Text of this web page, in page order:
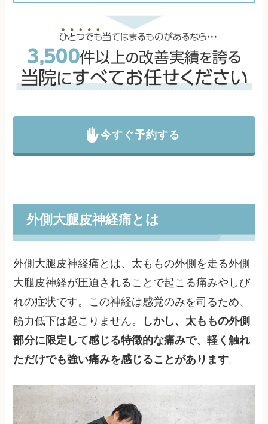
今すぐ予約する
外側大腿皮神経痛とは
外側大腿皮神経痛とは、太ももの外側を走る外側
大腿皮神経が圧迫されることで起こる痛みやしび
れの症状です。この神経は感覚のみを司るため、
筋力低下は起こりません。
しかし、太ももの外側
部分に限定して感じる特徴的な痛みで、軽く触れ
ただけでも強い痛みを感じることがあります。